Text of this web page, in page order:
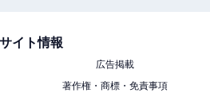
サイト情報
広告掲載
著作権・商標・免責事項